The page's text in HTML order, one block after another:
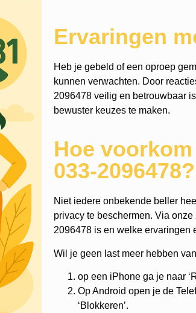
Ervaringen
Heb je gebeld of een oproep
kunnen verwachten. Door
2096478 veilig en betrouwbaar
bewuster keuzes te maken.
Hoe
033-2096478?
Niet iedere onbekende beller
privacy te beschermen. Via
2096478 is en welke ervaringen
Wil je geen last meer hebben
op een iPhone ga je naar
Op Android open je de
‘Blokkeren’.